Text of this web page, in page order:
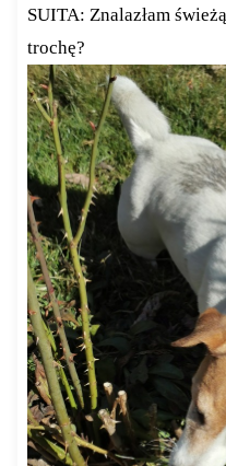
SUITA: Znalazłam
trochę?